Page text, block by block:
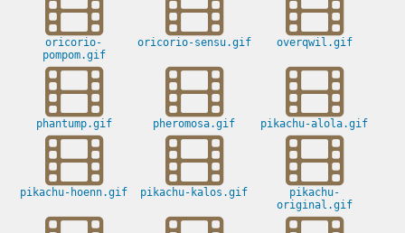
oricorio-
pompom.gif
oricorio-sensu.gif overqwil.gif
phantump.gif pheromosa.gif pikachu-alola.gif
pikachu-hoenn.gif pikachu-kalos.gif
pikachu-
original.gif